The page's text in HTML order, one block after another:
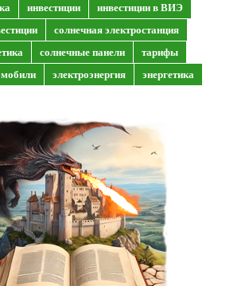
инвестиции
инвестиции в ВИЭ
солнечная электростанция
солнечные панели
тарифы
электроэнергия энергетика